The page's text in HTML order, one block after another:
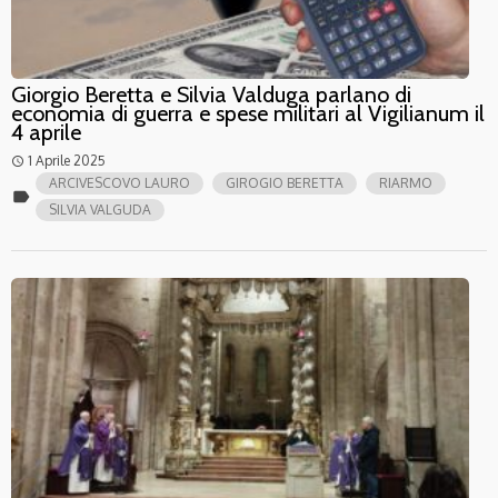
Giorgio Beretta e Silvia Valduga parlano di
economia di guerra e spese militari al Vigilianum il
4 aprile
access_time 1 Aprile 2025
label
ARCIVESCOVO LAURO GIROGIO BERETTA
RIARMO
SILVIA VALGUDA